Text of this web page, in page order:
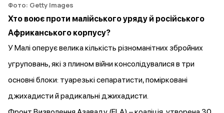
Фото: Getty Images
Хто воює проти малійського уряду й російського
Африканського корпусу?
У Малі оперує велика кількість різноманітних збройних
угруповань, які з плином війни консолідувалися в три
основні блоки: туарезькі сепаратисти, помірковані
джихадисти й радикальні джихадисти.